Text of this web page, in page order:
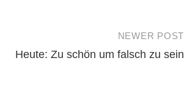
NEWER POST
Heute: Zu schön um falsch zu sein